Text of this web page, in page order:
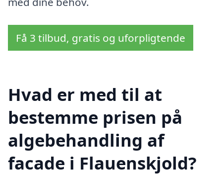
Få 3 tilbud, gratis og uforpligtende
Hvad er med til at
bestemme prisen på
algebehandling af
facade i Flauenskjold?